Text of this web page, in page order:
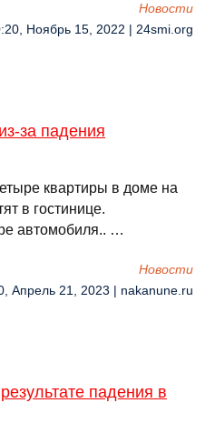
Новости
Ноябрь 15, 2022 | 24smi.org
за падения
квартиры в доме на
в гостинице.
автомобиля.. …
Новости
Апрель 21, 2023 | nakanune.ru
падения в